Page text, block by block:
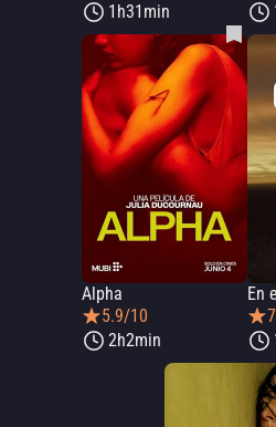
1h31min
Alpha
5.9/10
2h2min
En